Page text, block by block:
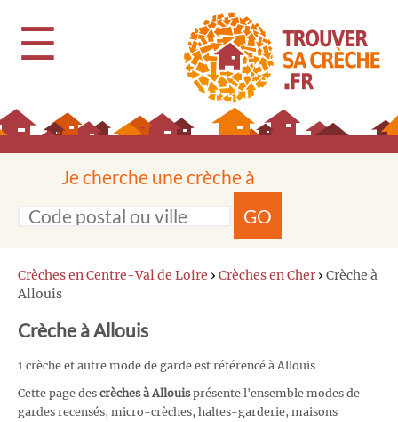
☰
Je cherche une crèche à
GO
Crèches en Centre-Val de Loire › Crèches en Cher › Crèche à
Allouis
Crèche à Allouis
1 crèche et autre mode de garde est référencé à Allouis
Cette page des crèches à Allouisprésente l'ensemble modes de
gardes recensés, micro-crèches, haltes-garderie, maisons